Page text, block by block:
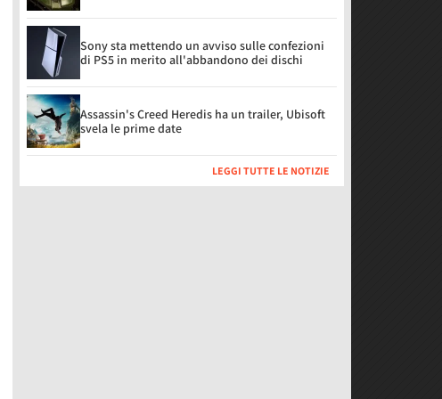
Sony sta mettendo un avviso sulle confezioni
di PS5 in merito all'abbandono dei dischi
Assassin's Creed Heredis ha un trailer, Ubisoft
svela le prime date
LEGGI TUTTE LE NOTIZIE